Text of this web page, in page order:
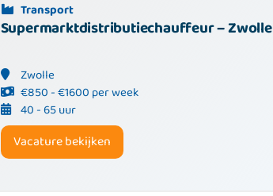
Transport
Supermarktdistributiechauffeur – Zwolle
Zwolle
€850 - €1600 per week
40 - 65 uur
Vacature bekijken